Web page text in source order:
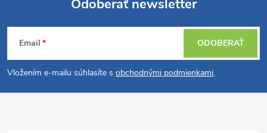
Z
á
p
Odoberať newsletter
Email
Vložením e-mailu súhlasíte s obchodnými podmienkami.
ODOBERAŤ